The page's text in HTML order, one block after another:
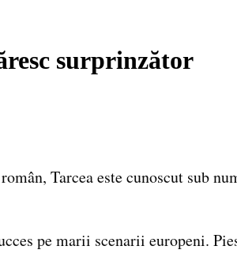
surprinzător
Tarcea este cunoscut sub
pe marii scenarii europeni.